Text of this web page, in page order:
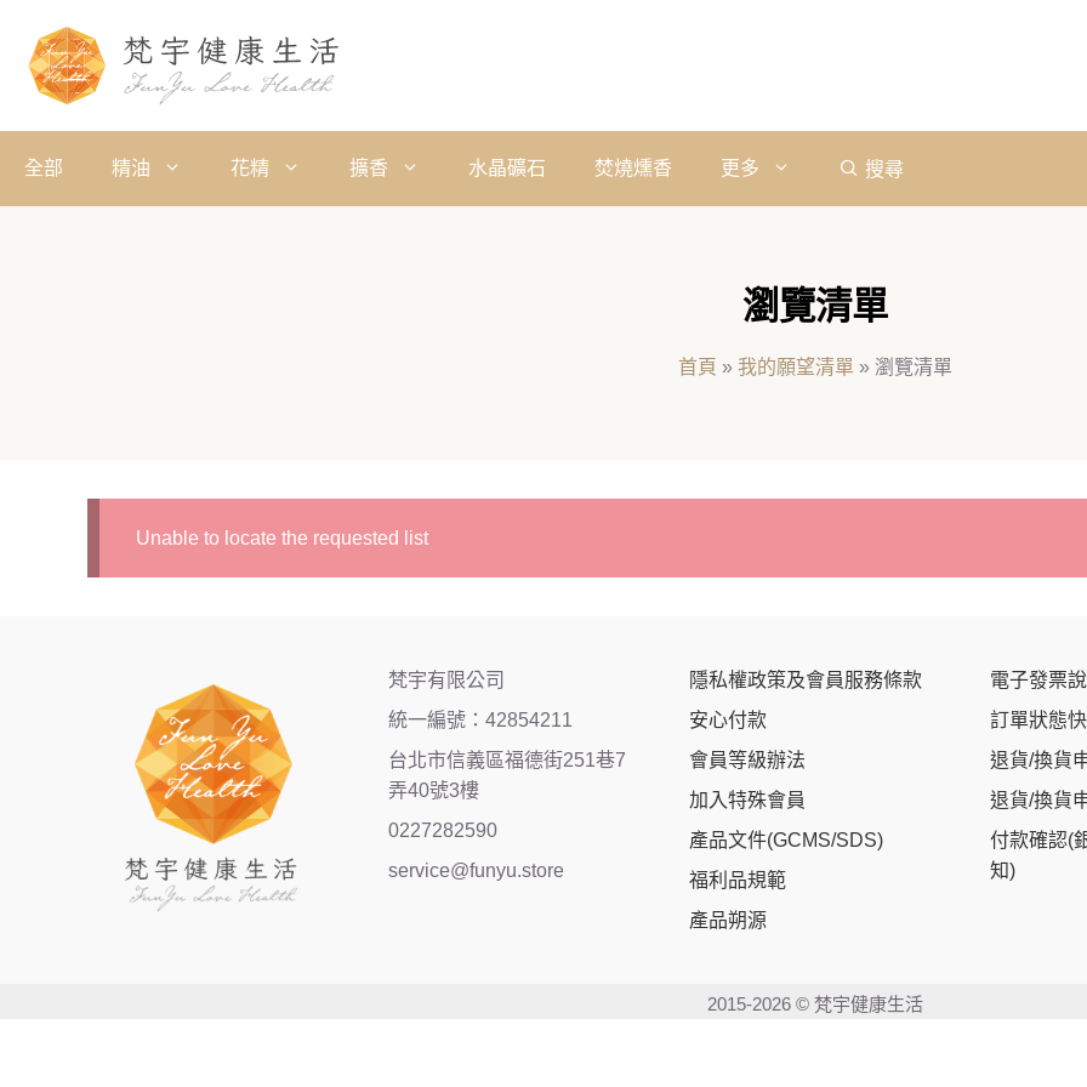
全部 精油 花精 擴香 水晶礦石 焚燒燻香 更多 搜尋
瀏覽清單
首頁 » 我的願望清單 » 瀏覽清單
Unable to locate the requested list
梵宇有限公司
統一編號：42854211
台北市信義區福德街251巷7
弄40號3樓
0227282590
service@funyu.store
隱私權政策及會員服務條款
安心付款
會員等級辦法
加入特殊會員
產品文件(GCMS/SDS)
福利品規範
產品朔源
電子發票
訂單狀態
退貨/換貨
退貨/換貨
付款確認(
知)
2015-2026 © 梵宇健康生活